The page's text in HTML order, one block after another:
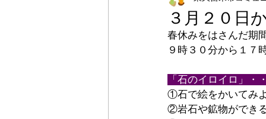
３月２０日
春休みをはさんだ期
９時３０分から１７
「石のイロイロ」・
①石で絵をかいてみ
②岩石や鉱物ができ